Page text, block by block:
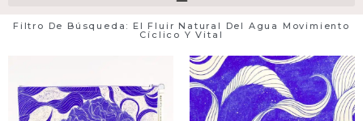
Filtro De Búsqueda: El Fluir Natural Del Agua Movimiento
Cíclico Y Vital